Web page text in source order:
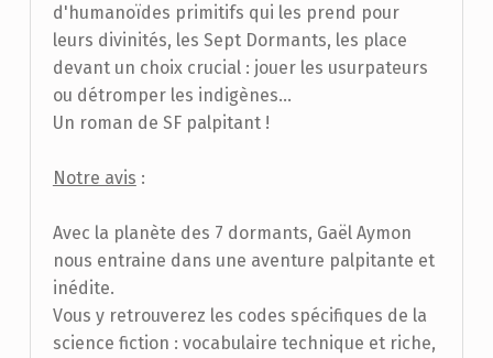
d'humanoïdes primitifs qui les prend pour
leurs divinités, les Sept Dormants, les place
devant un choix crucial : jouer les usurpateurs
ou détromper les indigènes…
Un roman de SF palpitant !
Notre avis :
Avec la planète des 7 dormants, Gaël Aymon
nous entraine dans une aventure palpitante et
inédite.
Vous y retrouverez les codes spécifiques de la
science fiction : vocabulaire technique et riche,